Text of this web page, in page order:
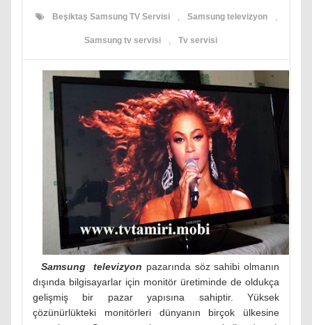
Beşiktaş Samsung TV Servisi Samsung televizyon
Samsung tv servisi Tv servisi
Samsung televizyon pazarında söz sahibi olmanın
dışında bilgisayarlar için monitör üretiminde de oldukça
gelişmiş bir pazar yapısına sahiptir. Yüksek
çözünürlükteki monitörleri dünyanın birçok ülkesine